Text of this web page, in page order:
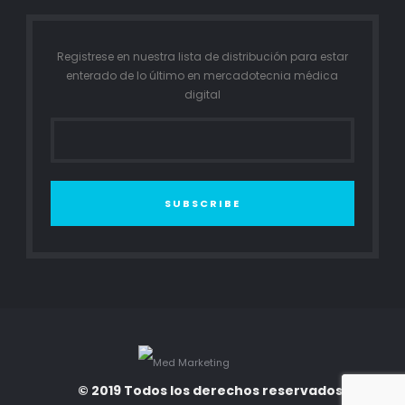
Registrese en nuestra lista de distribución para estar
enterado de lo último en mercadotecnia médica
digital
SUBSCRIBE
© 2019 Todos los derechos reservados. Med